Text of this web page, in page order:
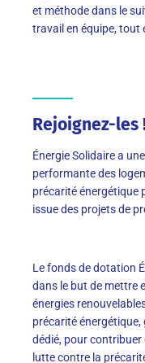
et méthode dans le
travail en équipe, tout
Rejoignez-les
Énergie Solidaire a
performante des
précarité énergétique
issue des projets de
Le fonds de dotation
dans le but de mettre
énergies
précarité
dédié, pour
lutte contre la